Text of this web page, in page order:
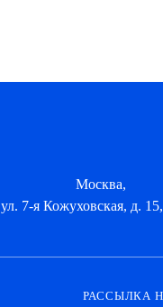
Москва,
ул. 7-я Кожуховская, д. 15,
РАССЫЛКА